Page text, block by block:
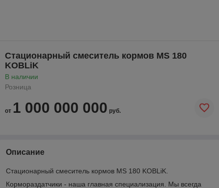
Стационарный смеситель кормов MS 180
KOBLiK
В наличии
Розница
от 1 000 000 000 руб.
Описание
Стационарный смеситель кормов MS 180 KOBLiK.
Кормораздатчики - наша главная специализация. Мы всегда